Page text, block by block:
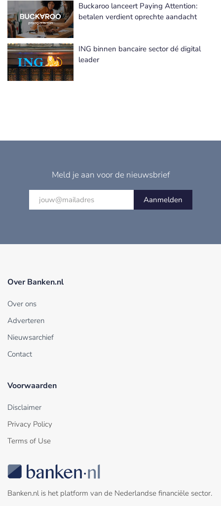
Buckaroo lanceert Paying Attention:
betalen verdient oprechte aandacht
ING binnen bancaire sector dé digital
leader
Meld je aan voor de nieuwsbrief
Aanmelden
Over Banken.nl
Over ons
Adverteren
Nieuwsarchief
Contact
Voorwaarden
Disclaimer
Privacy Policy
Terms of Use
Banken.nl is het platform van de Nederlandse financiële sector.